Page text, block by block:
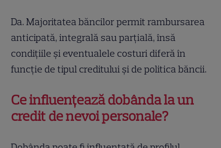
Da. Majoritatea băncilor permit rambursarea
anticipată, integrală sau parțială, însă
condițiile și eventualele costuri diferă în
funcție de tipul creditului și de politica băncii.
Ce influențează dobânda la un
credit de nevoi personale?